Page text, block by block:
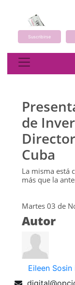
Suscribirse
de
Cuba
La misma está
más que la
Martes 03 de
Autor
Eileen